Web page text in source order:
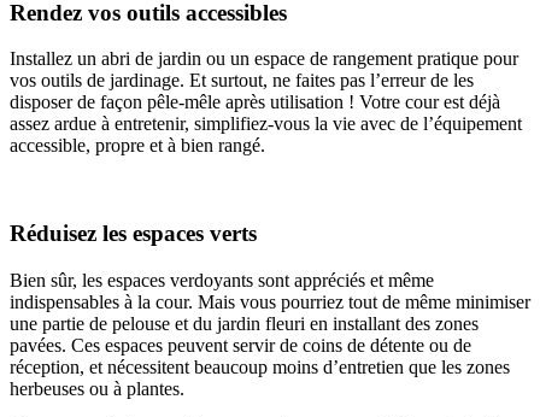
Rendez vos outils accessibles
Installez un abri de jardin ou un espace de rangement pratique pour
vos outils de jardinage. Et surtout, ne faites pas l’erreur de les
disposer de façon pêle-mêle après utilisation ! Votre cour est déjà
assez ardue à entretenir, simplifiez-vous la vie avec de l’équipement
accessible, propre et à bien rangé.
Réduisez les espaces verts
Bien sûr, les espaces verdoyants sont appréciés et même
indispensables à la cour. Mais vous pourriez tout de même minimiser
une partie de pelouse et du jardin fleuri en installant des zones
pavées. Ces espaces peuvent servir de coins de détente ou de
réception, et nécessitent beaucoup moins d’entretien que les zones
herbeuses ou à plantes.